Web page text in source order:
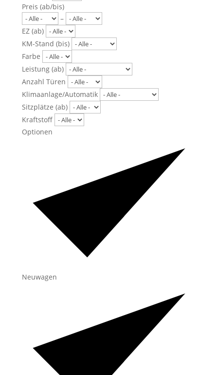
Preis (ab/bis)
–
EZ (ab)
KM-Stand (bis)
Farbe
Leistung (ab)
Anzahl Türen
Klimaanlage/Automatik
Sitzplätze (ab)
Kraftstoff
Optionen
Neuwagen